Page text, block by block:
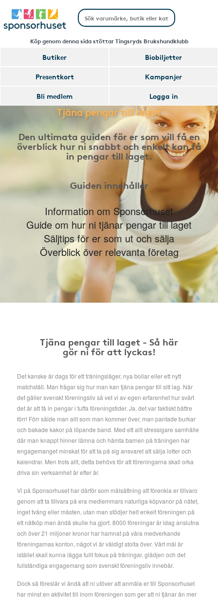
Köp genom denna sida stöttar Tingsryds Brukshundklubb
Butiker
Biobiljetter
Presentkort
Kampanjer
Bli medlem
Logga in
Tjäna pengar till laget
Den ultimata guiden för er som vill få en
överblick hur ni snabbt och enkelt kan få
in pengar till laget.
Guiden innehåller
Information om Sponsorhuset
Guide om hur ni tjänar pengar till laget
Säljtips för er som ut och sälja
Överblick över relevanta företag
Tjäna pengar till laget - Så här
gör ni för att lyckas!
Det kanske är dags för ett träningsläger, nya bollar eller ett nytt
matchställ. Man frågar sig hur man kan tjäna pengar till sitt lag. När
det gäller svenskt föreningsliv så vet vi av egen erfarenhet hur svårt
det är att få in pengar i tuffa föreningstider. Ja, det var faktiskt bättre
förr! Förr sålde man allt som man kommer över, man pantade burkar
och bakade kakor på löpande band. Med ett allt stressigare samhälle
där man knappt hinner lämna och hämta barnen på träningen har
engagemanget minskat för att ta på sig ansvaret att sälja lotter och
kalendrar. Men trots allt, detta behövs för att föreningarna skall orka
driva sin verksamhet år efter år.
Vi på Sponsorhuset har därför som målsättning att förenkla er tillvaro
genom att ta tillvara på era medlemmars naturliga köpvanor på nätet,
inget tvång eller måsten, utan man stödjer helt enkelt föreningen på
ett nätköp man ändå skulle ha gjort. 8000 föreningar är idag anslutna
och över 21 miljoner kronor har hamnat på våra medverkande
föreningarnas konton, något vi är väldigt stolta över. Vårt mål är
istället skall kunna lägga fullt fokus på träningar, glädjen och det
fullständiga engagemang som svenskt föreningsliv innebär.
Dock så föreslår vi ändå att ni utöver att anmäla er till Sponsorhuset
har minst en aktivitet till inom föreningen som ger att ni tjänar än mer